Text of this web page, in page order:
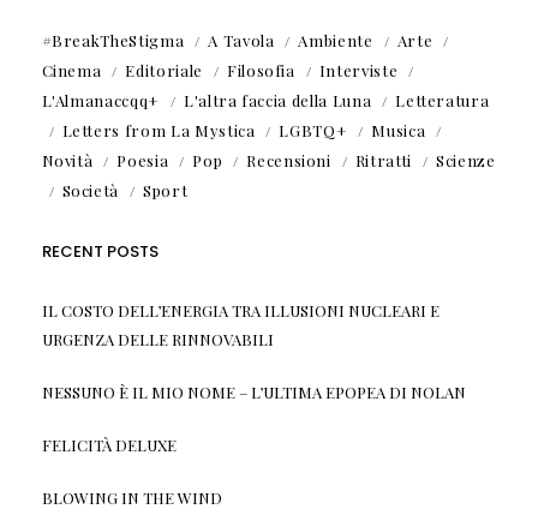
#BreakTheStigma A Tavola Ambiente
Arte
Cinema
Editoriale Filosofia
Interviste
L'Almanaccqq+
L'altra faccia della Luna
Letteratura
Letters from La Mystica
LGBTQ+
Musica
Novità
Poesia Pop Recensioni Ritratti
Scienze
Società
Sport
RECENT POSTS
IL COSTO DELL’ENERGIA TRA ILLUSIONI NUCLEARI E
URGENZA DELLE RINNOVABILI
NESSUNO È IL MIO NOME – L’ULTIMA EPOPEA DI NOLAN
FELICITÀ DELUXE
BLOWING IN THE WIND